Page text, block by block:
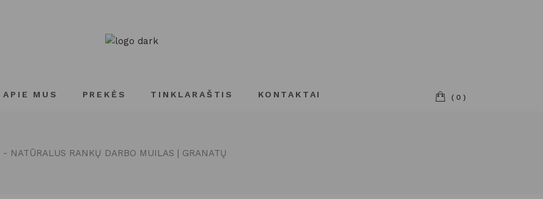
APIE MUS PREKĖS TINKLARAŠTIS KONTAKTAI (0)
NATŪRALUS RANKŲ DARBO MUILAS | GRANATŲ